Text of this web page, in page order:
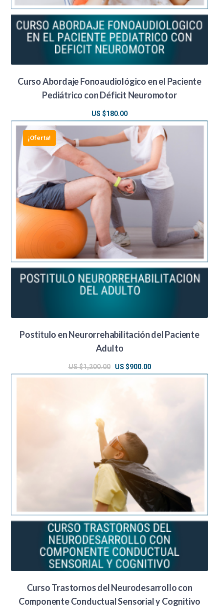
Curso Abordaje Fonoaudiológico en el Paciente
Pediátrico con Déficit Neuromotor
US $180.00
¡Oferta!
Postitulo en Neurorrehabilitación del Paciente
Adulto
US $1,200.00
El
$1,200.00.
US $900.00El
Curso Trastornos del Neurodesarrollo con
Componente Conductual Sensorial y Cognitivo